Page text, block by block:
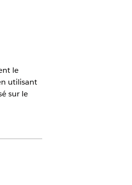
le
utilisant
sur le